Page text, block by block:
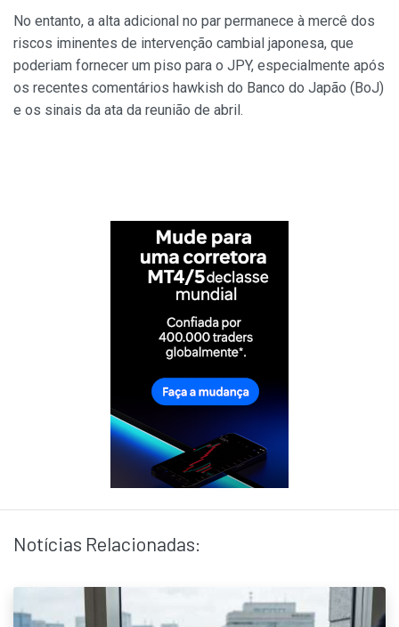
No entanto, a alta adicional no par permanece à mercê dos
riscos iminentes de intervenção cambial japonesa, que
poderiam fornecer um piso para o JPY, especialmente após
os recentes comentários hawkish do Banco do Japão (BoJ)
e os sinais da ata da reunião de abril.
Notícias Relacionadas: